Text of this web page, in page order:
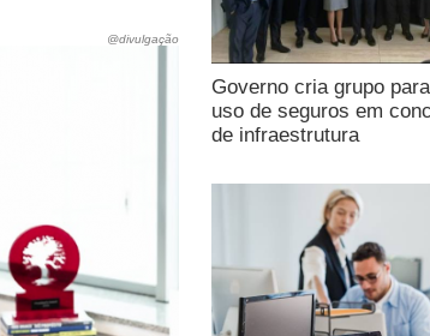
@divulgação
Governo cria grupo
uso de seguros em
de infraestrutura